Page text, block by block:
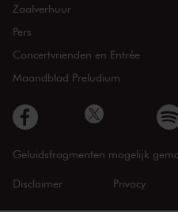
Zaalverhuur
Pers
Concertvrienden en Entrée
Maandblad Preludium
Geluidsfragmenten mogelijk
Disclaimer Privacy